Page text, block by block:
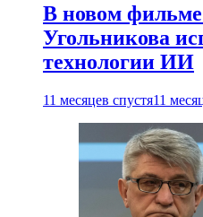
В новом
Угольникова
технологии ИИ
11 месяцев спустя11